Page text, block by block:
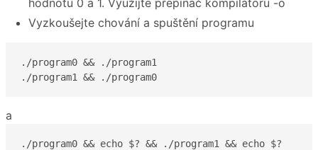
hodnotu 0 a 1. Využijte přepínač kompilátoru -o
Vyzkoušejte chování a spuštění programu
./program0 && ./program1
./program1 && ./program0
a
./program0 && echo $? && ./program1 && echo $?